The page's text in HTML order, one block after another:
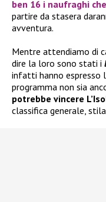
ben 16 i naufraghi
partire da stasera
avventura.
Mentre attendiamo di
dire la loro sono stati i
infatti hanno espresso
programma non sia
potrebbe vincere
classifica generale,